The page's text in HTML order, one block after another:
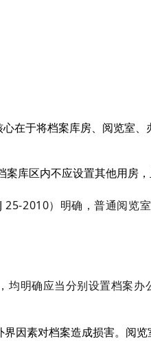
在于将档案库房、阅览室
案库区内不应设置其他用房
2010）明确，普通阅览
均明确应当分别设置档案
因素对档案造成损害。阅